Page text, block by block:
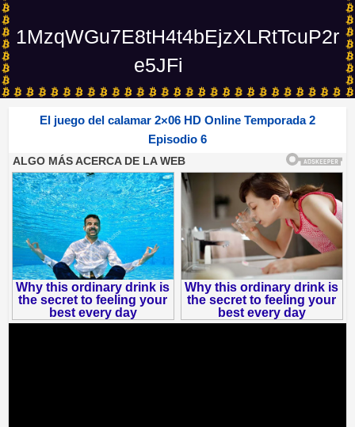
1MzqWGu7E8tH4t4bEjzXLRtTcuP2r
e5JFi
El juego del calamar 2×06 HD Online Temporada 2
Episodio 6